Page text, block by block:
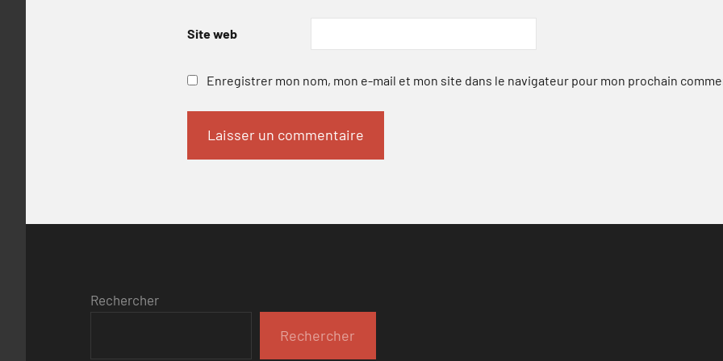
Site web
Enregistrer mon nom, mon e-mail et mon site dans le navigateur pour mon prochain
Rechercher
Rechercher